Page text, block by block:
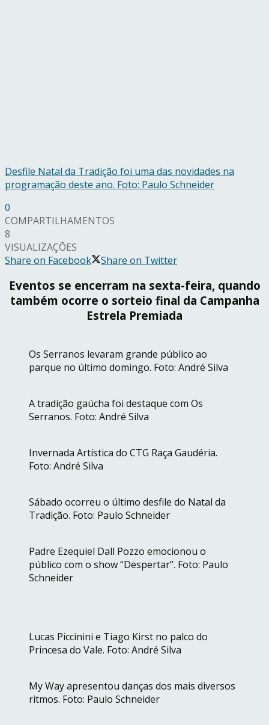
Desfile Natal da Tradição foi uma das novidades na
programação deste ano. Foto: Paulo Schneider
0
COMPARTILHAMENTOS
8
VISUALIZAÇÕES
Share on Facebook
Share on Twitter
Eventos se encerram na sexta-feira, quando
também ocorre o sorteio final da Campanha
Estrela Premiada
Os Serranos levaram grande público ao
parque no último domingo. Foto: André Silva
A tradição gaúcha foi destaque com Os
Serranos. Foto: André Silva
Invernada Artística do CTG Raça Gaudéria.
Foto: André Silva
Sábado ocorreu o último desfile do Natal da
Tradição. Foto: Paulo Schneider
Padre Ezequiel Dall Pozzo emocionou o
público com o show “Despertar”. Foto: Paulo
Schneider
Lucas Piccinini e Tiago Kirst no palco do
Princesa do Vale. Foto: André Silva
My Way apresentou danças dos mais diversos
ritmos. Foto: Paulo Schneider